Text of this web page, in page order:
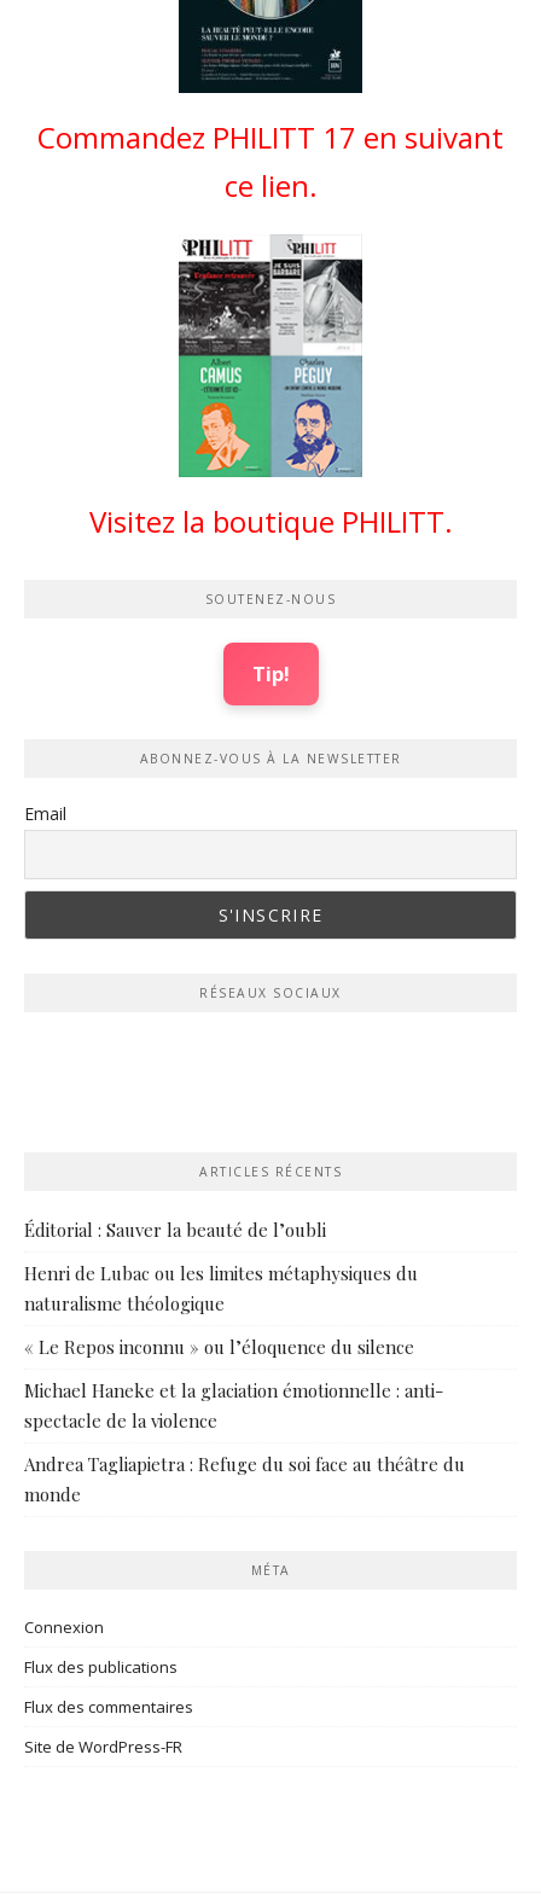
Commandez PHILITT 17 en suivant
ce lien.
Visitez la boutique PHILITT.
SOUTENEZ-NOUS
Tip!
ABONNEZ-VOUS À LA NEWSLETTER
Email
RÉSEAUX SOCIAUX
ARTICLES RÉCENTS
Éditorial : Sauver la beauté de l’oubli
Henri de Lubac ou les limites métaphysiques du
naturalisme théologique
« Le Repos inconnu » ou l’éloquence du silence
Michael Haneke et la glaciation émotionnelle : anti-
spectacle de la violence
Andrea Tagliapietra : Refuge du soi face au théâtre du
monde
MÉTA
Connexion
Flux des publications
Flux des commentaires
Site de WordPress-FR